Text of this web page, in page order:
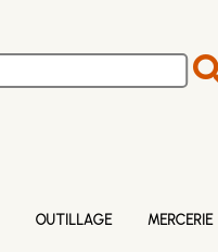
OUTILLAGE MERCERIE